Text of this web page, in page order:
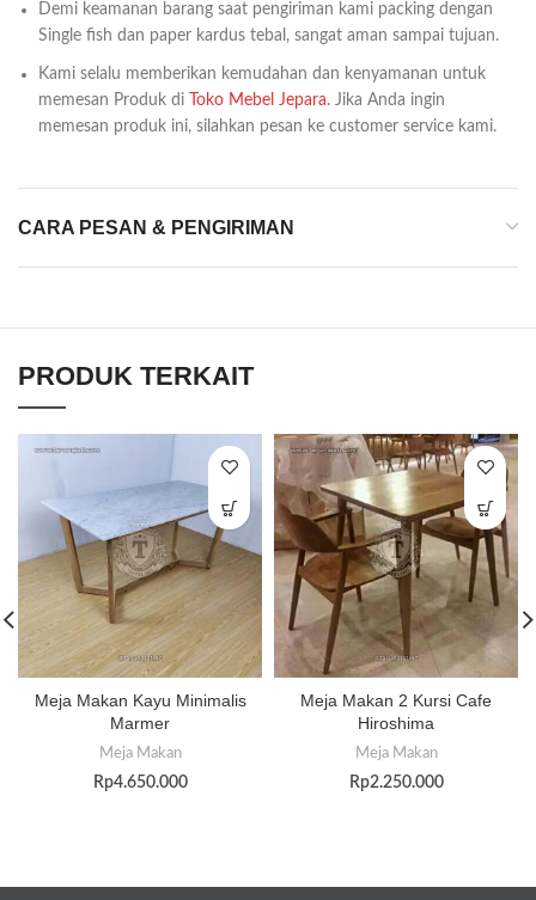
Demi keamanan barang saat pengiriman kami packing dengan
Single fish dan paper kardus tebal, sangat aman sampai tujuan.
Kami selalu memberikan kemudahan dan kenyamanan untuk
memesan Produk di
Toko Mebel Jepara. Jika Anda ingin
memesan produk ini, silahkan pesan ke customer service kami.
CARA PESAN & PENGIRIMAN
PRODUK TERKAIT
Meja Makan Kayu Minimalis
Marmer
Meja Makan
Rp4.650.000
Meja Makan 2 Kursi Cafe
Hiroshima
Meja Makan
Rp2.250.000